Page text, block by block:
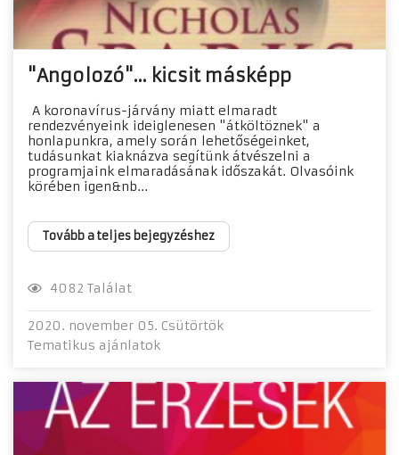
"Angolozó"... kicsit másképp
A koronavírus-járvány miatt elmaradt
rendezvényeink ideiglenesen "átköltöznek" a
honlapunkra, amely során lehetőségeinket,
tudásunkat kiaknázva segítünk átvészelni a
programjaink elmaradásának időszakát. Olvasóink
körében igen&nb...
Tovább a teljes bejegyzéshez
4082 Találat
2020. november 05. Csütörtök
Tematikus ajánlatok